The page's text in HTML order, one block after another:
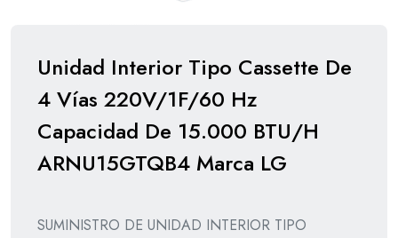
Unidad Interior Tipo Cassette De
4 Vías 220V/1F/60 Hz
Capacidad De 15.000 BTU/H
ARNU15GTQB4 Marca LG
SUMINISTRO DE UNIDAD INTERIOR TIPO